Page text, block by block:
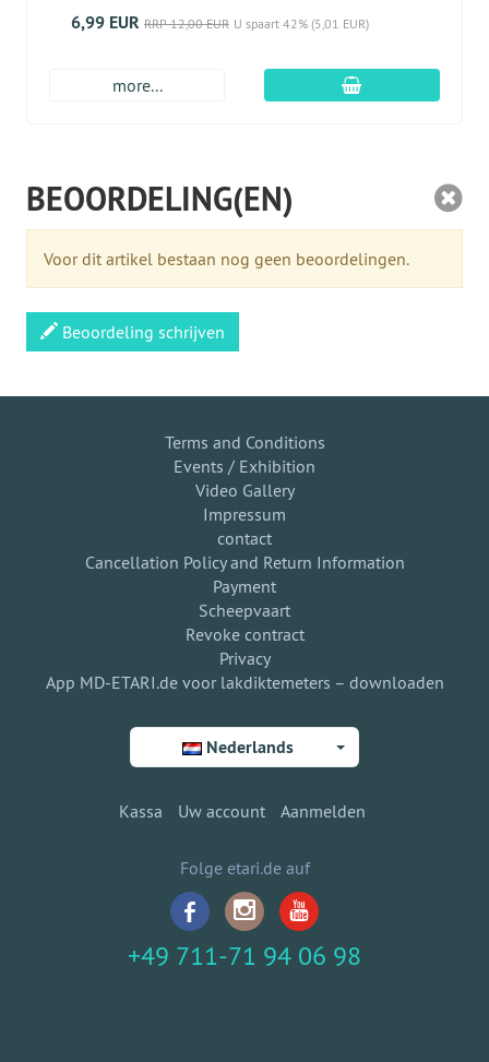
6,99 EUR RRP 12,00 EUR U spaart 42% (5,01 EUR)
more... In winkelmandje
BEOORDELING(EN)
Voor dit artikel bestaan nog geen beoordelingen.
Beoordeling schrijven
Terms and Conditions
Events / Exhibition
Video Gallery
Impressum
contact
Cancellation Policy and Return Information
Payment
Scheepvaart
Revoke contract
Privacy
App MD-ETARI.de voor lakdiktemeters – downloaden
Nederlands
Kassa Uw account Aanmelden
Folge etari.de auf
+49 711-71 94 06 98